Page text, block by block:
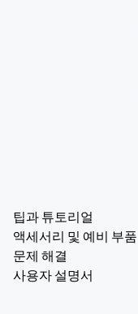
팁과 튜토리얼
액세서리 및 예비 부품
문제 해결
사용자 설명서